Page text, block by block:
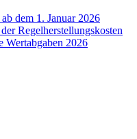
dem 1. Januar 2026
Regelherstellungskosten
Wertabgaben 2026